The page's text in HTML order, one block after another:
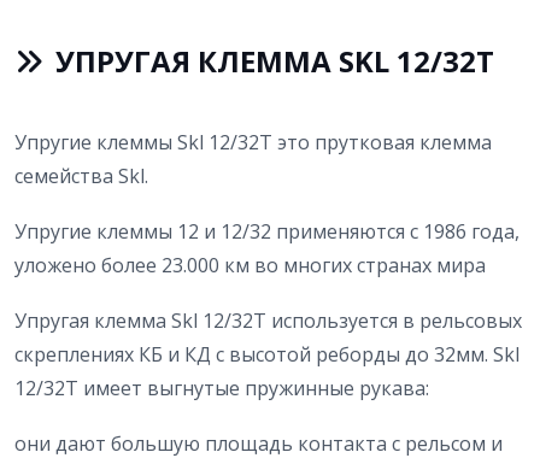
УПРУГАЯ КЛЕММА SKL 12/32T
Упругие клеммы Skl 12/32T это прутковая клемма
семейства Skl.
Упругие клеммы 12 и 12/32 применяются с 1986 года,
уложено более 23.000 км во многих странах мира
Упругая клемма Skl 12/32T используется в рельсовых
скреплениях КБ и КД с высотой реборды до 32мм. Skl
12/32T имеет выгнутые пружинные рукава:
они дают большую площадь контакта с рельсом и